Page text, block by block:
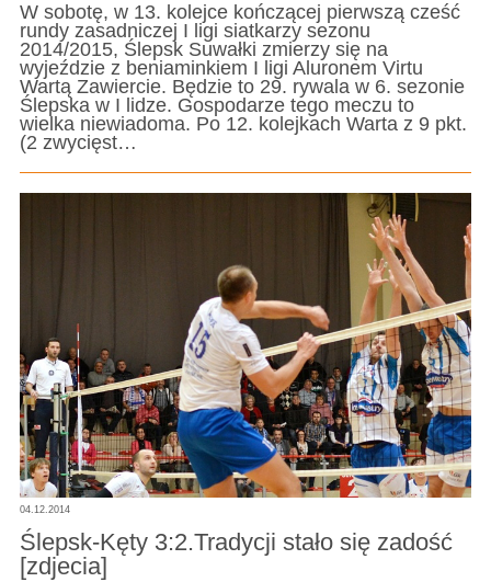
W sobotę, w 13. kolejce kończącej pierwszą cześć
rundy zasadniczej I ligi siatkarzy sezonu
2014/2015, Ślepsk Suwałki zmierzy się na
wyjeździe z beniaminkiem I ligi Aluronem Virtu
Wartą Zawiercie. Będzie to 29. rywala w 6. sezonie
Ślepska w I lidze. Gospodarze tego meczu to
wielka niewiadoma. Po 12. kolejkach Warta z 9 pkt.
(2 zwycięst…
04.12.2014
Ślepsk-Kęty 3:2.Tradycji stało się zadość
[zdjecia]